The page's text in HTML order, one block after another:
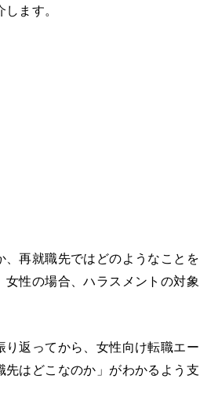
ます。
再就職先ではどのようなことを
性の場合、ハラスメントの対象
返ってから、女性向け転職エー
はどこなのか」がわかるよう支